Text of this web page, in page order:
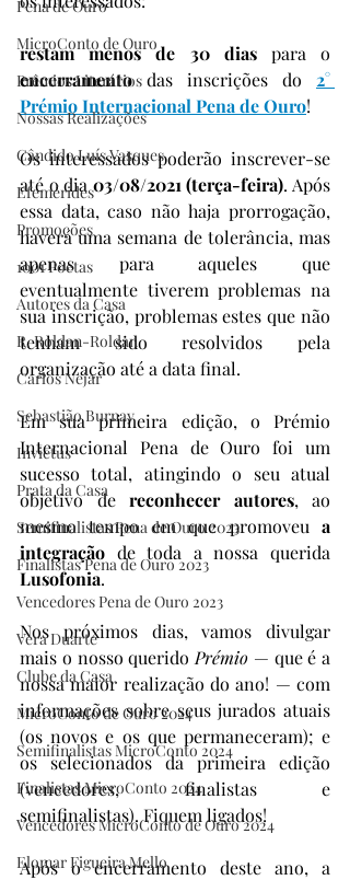
Pena de Ouro
MicroConto de Ouro
Prêmios Literários
Nossas Realizações
Cândido Luís Vasques
Efemérides
Promoções
1001 Poetas
Autores da Casa
R. Roldan-Roldan
Carlos Nejar
Sebastião Burnay
Invictus
Prata da Casa
Semifinalistas Pena de Ouro 2023
Finalistas Pena de Ouro 2023
Vencedores Pena de Ouro 2023
Vera Duarte
Clube da Casa
MicroConto de Ouro 2024
Semifinalistas MicroConto 2024
Finalistas MicroConto 2024
Vencedores MicroConto de Ouro 2024
Elomar Figueira Mello
restam menos de 30 dias
encerramento das inscrições do 2°
Prémio Internacional Pena de Ouro!
Os interessados poderão inscrever-se
até o dia 03/08/2021 (terça-feira). Após
essa data, caso não haja prorrogação,
haverá uma semana de tolerância, mas
apenas para aqueles que
eventualmente tiverem problemas na
sua inscrição, problemas estes que não
tenham sido resolvidos pela
organização até a data final.
Em sua primeira edição, o Prémio
Internacional Pena de Ouro foi um
sucesso total, atingindo o seu atual
objetivo de reconhecer autores, ao
mesmo tempo em que promoveu a
integração
Lusofonia.
Nos próximos dias, vamos divulgar
mais o nosso querido Prémio — que é a
nossa maior realização do ano! — com
informações sobre seus jurados atuais
(os novos e os que permaneceram); e
os selecionados da primeira edição
(vencedores, finalistas e
semifinalistas). Fiquem ligados!
Após o encerramento deste ano, a